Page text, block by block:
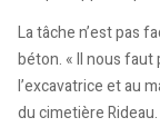
La tâche n’est pas
béton. « Il nous
l’excavatrice et au
du cimetière Rideau.